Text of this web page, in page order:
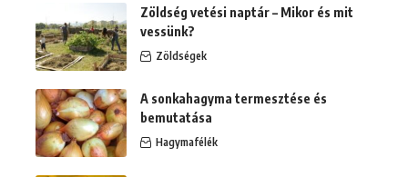
Zöldség vetési naptár – Mikor és mit
vessünk?
Zöldségek
A sonkahagyma termesztése és
bemutatása
Hagymafélék